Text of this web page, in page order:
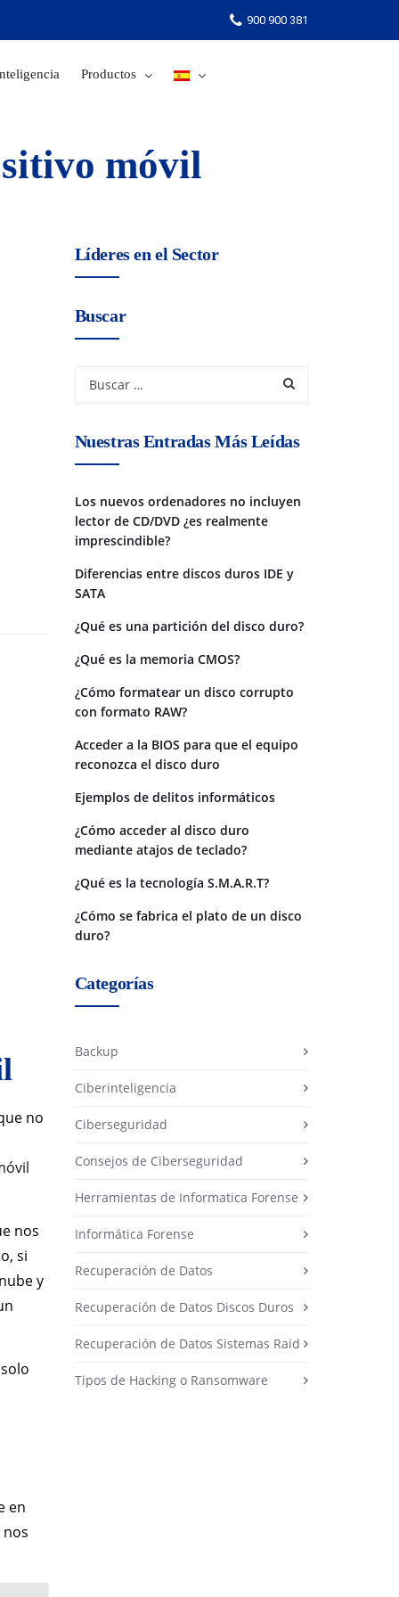
900 900 381
Productos
móvil
no
nos
si
y
en
Líderes en el Sector
Buscar
Nuestras Entradas Más Leídas
Los nuevos ordenadores no incluyen
lector de CD/DVD ¿es realmente
imprescindible?
Diferencias entre discos duros IDE y
SATA
¿Qué es una partición del disco duro?
¿Qué es la memoria CMOS?
¿Cómo formatear un disco corrupto
con formato RAW?
Acceder a la BIOS para que el equipo
reconozca el disco duro
Ejemplos de delitos informáticos
¿Cómo acceder al disco duro
mediante atajos de teclado?
¿Qué es la tecnología S.M.A.R.T?
¿Cómo se fabrica el plato de un disco
duro?
Categorías
Backup
Ciberinteligencia
Ciberseguridad
Consejos de Ciberseguridad
Herramientas de Informatica Forense
Informática Forense
Recuperación de Datos
Recuperación de Datos Discos Duros
Recuperación de Datos Sistemas Raid
Tipos de Hacking o Ransomware